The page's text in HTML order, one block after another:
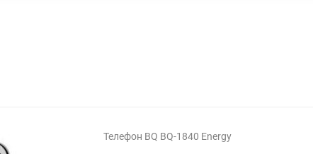
Телефон BQ BQ-1840 Energy